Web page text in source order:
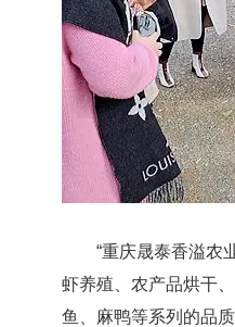
“重庆晟泰香溢农业
虾养殖、农产品烘干
鱼、麻鸭等系列的品